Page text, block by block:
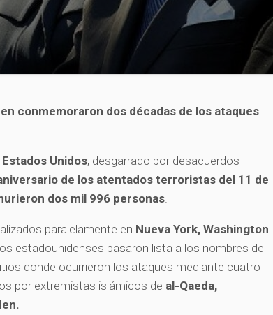
conmemoraron dos décadas de los ataques
Estados Unidos, desgarrado por desacuerdos
de los atentados terroristas del 11 de
dos mil 996 personas.
paralelamente en Nueva York, Washington
estadounidenses pasaron lista a los nombres de
donde ocurrieron los ataques mediante cuatro
por extremistas islámicos de al-Qaeda,